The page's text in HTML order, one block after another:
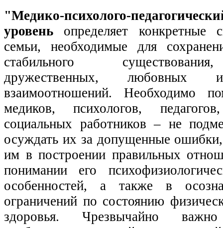
"Медико-психолого-
уровень определяет конкретные
семьи, необходимые для
стабильного
дружественных, любовных и
взаимоотношений. Необходимо
медиков, психологов,
социальных работников – не
осуждать их за допущенные ошибки,
им в построении правильных
понимании его
особенностей, а также в
ограничений по состоянию
здоровья. Чрезвычайно